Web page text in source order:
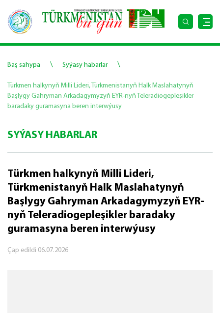
Baş sahypa \ Syýasy habarlar \
Türkmen halkynyň Milli Lideri, Türkmenistanyň Halk Maslahatynyň
Başlygy Gahryman Arkadagymyzyň EYR-nyň Teleradiogepleşikler
baradaky guramasyna beren interwýusy
SYÝASY HABARLAR
Türkmen halkynyň Milli Lideri,
Türkmenistanyň Halk Maslahatynyň
Başlygy Gahryman Arkadagymyzyň EYR-
nyň Teleradiogepleşikler baradaky
guramasyna beren interwýusy
Çap edildi 06.07.2026